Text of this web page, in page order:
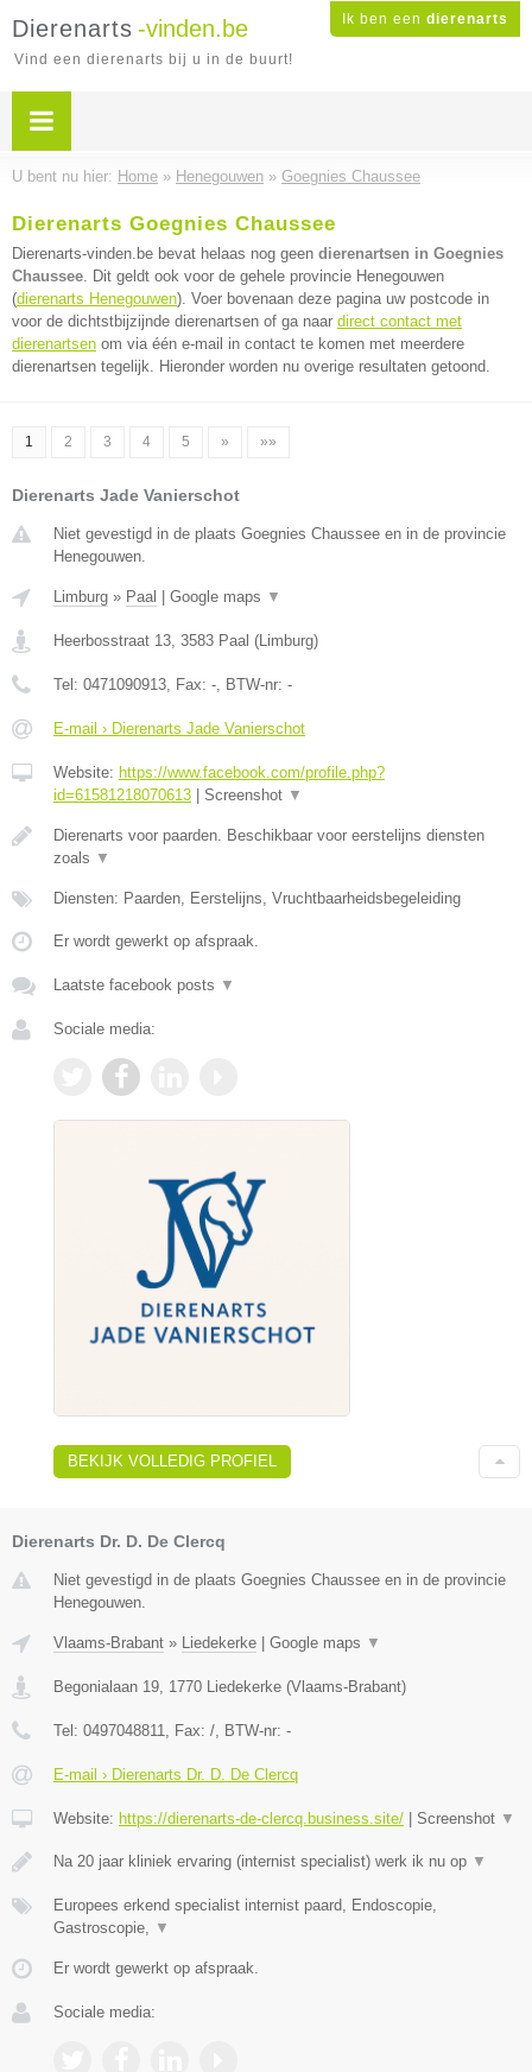
Ik ben een dierenarts
Dierenarts -vinden.be
Vind een dierenarts bij u in de buurt!
U bent nu hier: Home » Henegouwen » Goegnies Chaussee
Dierenarts Goegnies Chaussee
Dierenarts-vinden.be bevat helaas nog geen dierenartsen in Goegnies
Chaussee. Dit geldt ook voor de gehele provincie Henegouwen
(dierenarts Henegouwen). Voer bovenaan deze pagina uw postcode in
voor de dichtstbijzijnde dierenartsen of ga naar direct contact met
dierenartsen om via één e-mail in contact te komen met meerdere
dierenartsen tegelijk. Hieronder worden nu overige resultaten getoond.
1 2 3 4 5 » »»
Dierenarts Jade Vanierschot
Niet gevestigd in de plaats Goegnies Chaussee en in de provincie
Henegouwen.
Limburg » Paal Google maps ▼
Heerbosstraat 13, 3583 Paal (Limburg)
Tel: 0471090913, Fax: -, BTW-nr: -
E-mail › Dierenarts Jade Vanierschot
Website: https://www.facebook.com/profile.php?
id=61581218070613
Screenshot ▼
Dierenarts voor paarden. Beschikbaar voor eerstelijns diensten
zoals ▼
Diensten: Paarden, Eerstelijns, Vruchtbaarheidsbegeleiding
Er wordt gewerkt op afspraak.
Laatste facebook posts ▼
Sociale media:
BEKIJK VOLLEDIG PROFIEL
Dierenarts Dr. D. De Clercq
Niet gevestigd in de plaats Goegnies Chaussee en in de provincie
Henegouwen.
Vlaams-Brabant » Liedekerke Google maps ▼
Begonialaan 19, 1770 Liedekerke (Vlaams-Brabant)
Tel: 0497048811, Fax: /, BTW-nr: -
E-mail › Dierenarts Dr. D. De Clercq
Website: https://dierenarts-de-clercq.business.site/ Screenshot ▼
Na 20 jaar kliniek ervaring (internist specialist) werk ik nu op ▼
Europees erkend specialist internist paard, Endoscopie,
Gastroscopie, ▼
Er wordt gewerkt op afspraak.
Sociale media: